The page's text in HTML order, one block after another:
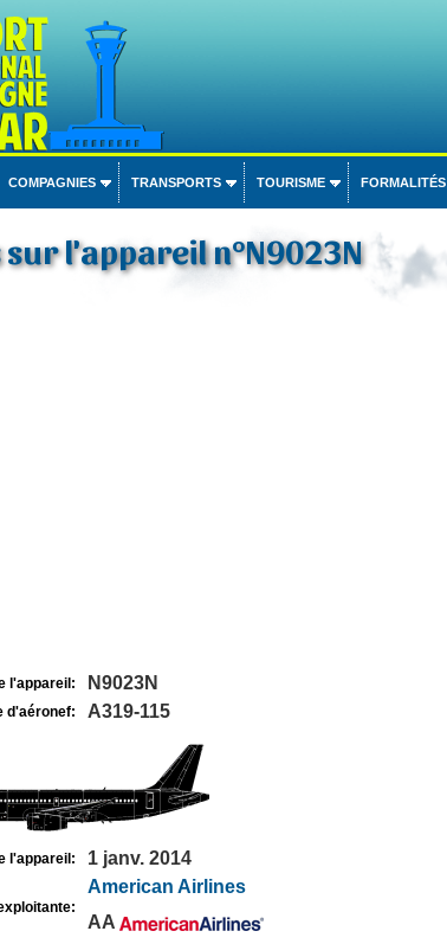
COMPAGNIES TRANSPORTS TOURISME FORMALITÉS
l'appareil n°N9023N
l'appareil: N9023N
d'aéronef: A319-115
l'appareil: 1 janv. 2014
American Airlines
AA